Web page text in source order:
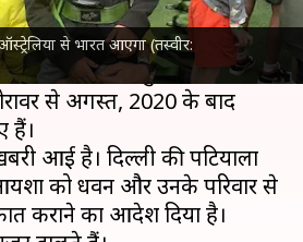
से भारत आएगा (तस्वीर:
खिलाड़ीशिखर धवनऔर
बीच सबकुछ ठीक नहीं है।
से तलाक का मुकदमा चल रहा
से अगस्त, 2020 के बाद
हैं।
आई है। दिल्ली की पटियाला
को धवन और उनके परिवार से
कराने का आदेश दिया है।